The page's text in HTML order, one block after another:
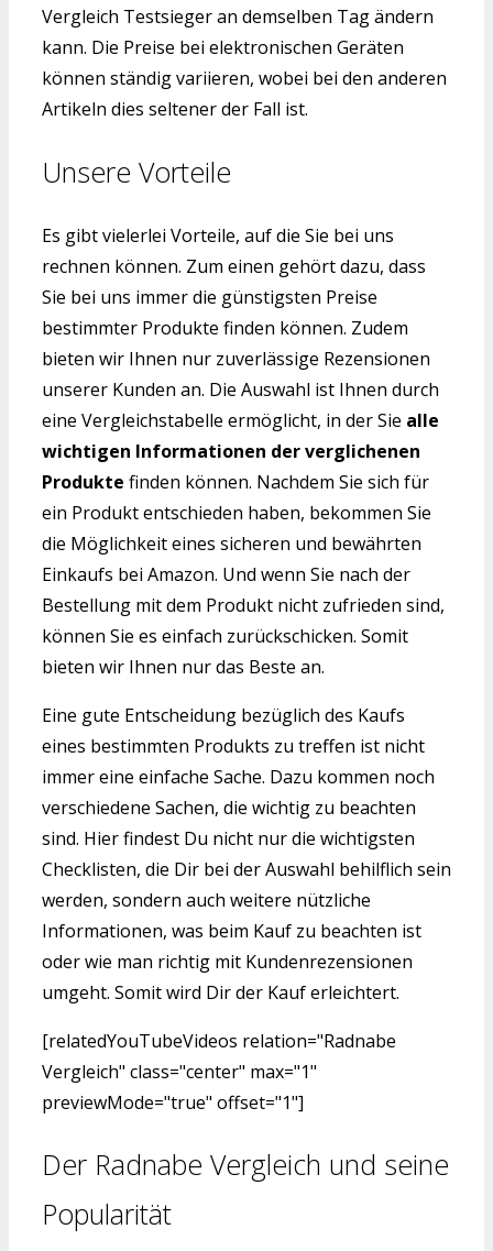
Vergleich Testsieger an demselben Tag ändern
kann. Die Preise bei elektronischen Geräten
können ständig variieren, wobei bei den anderen
Artikeln dies seltener der Fall ist.
Unsere Vorteile
Es gibt vielerlei Vorteile, auf die Sie bei uns
rechnen können. Zum einen gehört dazu, dass
Sie bei uns immer die günstigsten Preise
bestimmter Produkte finden können. Zudem
bieten wir Ihnen nur zuverlässige Rezensionen
unserer Kunden an. Die Auswahl ist Ihnen durch
eine Vergleichstabelle ermöglicht, in der Sie alle
wichtigen Informationen der verglichenen
Produkte finden können. Nachdem Sie sich für
ein Produkt entschieden haben, bekommen Sie
die Möglichkeit eines sicheren und bewährten
Einkaufs bei Amazon. Und wenn Sie nach der
Bestellung mit dem Produkt nicht zufrieden sind,
können Sie es einfach zurückschicken. Somit
bieten wir Ihnen nur das Beste an.
Eine gute Entscheidung bezüglich des Kaufs
eines bestimmten Produkts zu treffen ist nicht
immer eine einfache Sache. Dazu kommen noch
verschiedene Sachen, die wichtig zu beachten
sind. Hier findest Du nicht nur die wichtigsten
Checklisten, die Dir bei der Auswahl behilflich sein
werden, sondern auch weitere nützliche
Informationen, was beim Kauf zu beachten ist
oder wie man richtig mit Kundenrezensionen
umgeht. Somit wird Dir der Kauf erleichtert.
[relatedYouTubeVideos relation="Radnabe
Vergleich" class="center" max="1"
previewMode="true" offset="1"]
Der Radnabe Vergleich und seine
Popularität